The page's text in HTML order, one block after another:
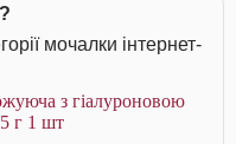
мочалки інтернет-
з гіалуроновою
г 1 шт